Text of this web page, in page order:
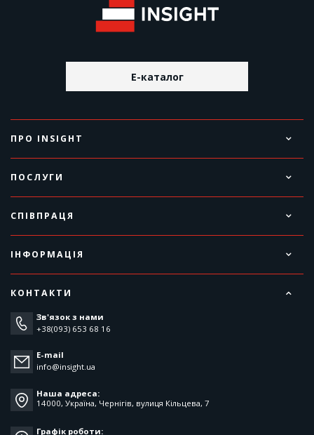
E-каталог
ПРО INSIGHT
ПОСЛУГИ
СПІВПРАЦЯ
ІНФОРМАЦІЯ
КОНТАКТИ
Зв'язок з нами
+38(093) 653 68 16
E-mail
info@insight.ua
Наша адреса:
14000, Україна, Чернігів, вулиця Кільцева, 7
Графік роботи: